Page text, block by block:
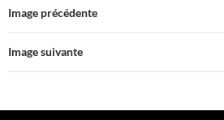
Image précédente
Image suivante